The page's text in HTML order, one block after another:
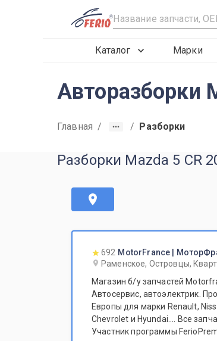
R
Каталог Марки
Авторазборки
Главная / / Разборки
Разборки Mazda 5 CR
692 MotorFrance |
Раменское, Островцы,
Магазин б/у запчастей
Автосервис, автоэлектрик.
Европы для марки Renault,
Chevrolet и Hyundai.... Все запчасти привозятся только из Европы.
Участник программы